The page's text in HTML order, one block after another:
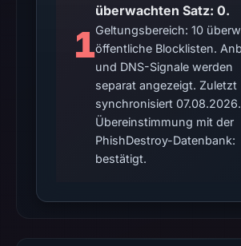
checks.
Other
observations:
No
external
blocklist
matches
were
in
1
überwachten Satz: 0.
Geltungsbereich: 10
öffentliche Blocklisten.
und DNS-Signale werden
separat angezeigt. Zuletzt
synchronisiert 07.08.2026.
Übereinstimmung mit der
PhishDestroy-Datenbank:
bestätigt.